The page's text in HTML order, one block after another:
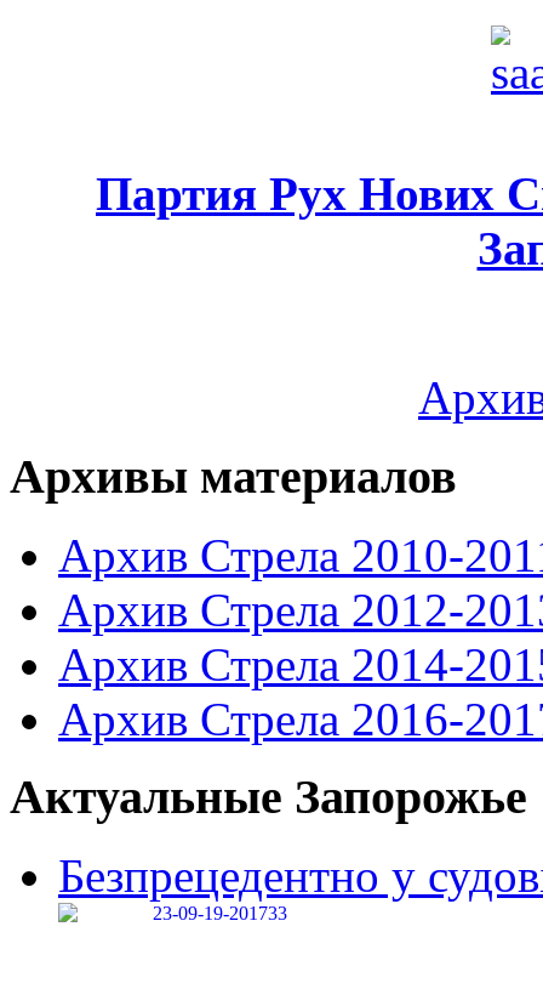
Партия Рух Нових
Архивы материалов
Архив Стрела 2010-
Архив Стрела 2012-
Архив Стрела 2014-
Архив Стрела 2016-
Актуальные Запорожье
Безпрецедентно у